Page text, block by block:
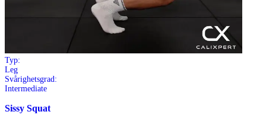
Typ:
Leg
Svårighetsgrad:
Intermediate
Sissy Squat